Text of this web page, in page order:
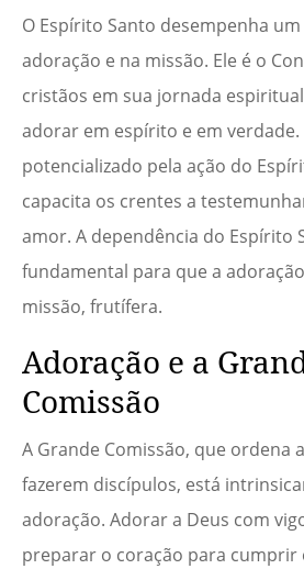
O Espírito Santo desempenha
adoração e na missão. Ele é o
cristãos em sua jornada
adorar em espírito e em verdade.
potencializado pela ação do
capacita os crentes a
amor. A dependência do Espírito
fundamental para que a
missão, frutífera.
Adoração e a
Comissão
A Grande Comissão, que ordena
fazerem discípulos, está
adoração. Adorar a Deus com
preparar o coração para cumprir